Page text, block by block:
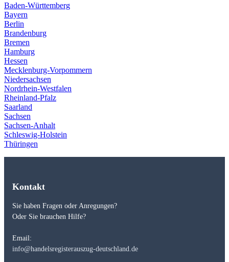
Baden-Württemberg
Bayern
Berlin
Brandenburg
Bremen
Hamburg
Hessen
Mecklenburg-Vorpommern
Niedersachsen
Nordrhein-Westfalen
Rheinland-Pfalz
Saarland
Sachsen
Sachsen-Anhalt
Schleswig-Holstein
Thüringen
Kontakt
Sie haben Fragen oder Anregungen?
Oder Sie brauchen Hilfe?
Email:
info@handelsregisterauszug-deutschland.de